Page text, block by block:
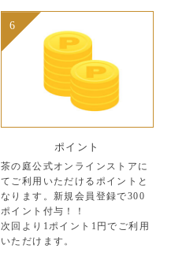
6
ポイント
茶の庭公式オンラインストアに
てご利用いただけるポイントと
なります。新規会員登録で300
ポイント付与！！
次回より1ポイント1円でご利用
いただけます。